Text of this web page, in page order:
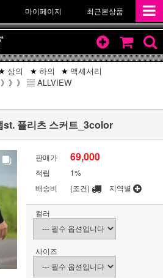
마이페이지 최근본상품
상의 하의
액세서리
》》》 ▤ ALLVIEW
st. 플리츠 스커트_3color
판매가 69,000
적립
1%
배송비
(조건) 지역별
컬러
사이즈